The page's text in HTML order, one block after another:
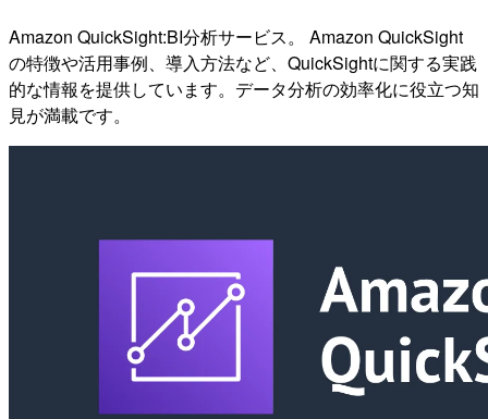
Amazon QuickSight:BI分析サービス。 Amazon QuickSight
の特徴や活用事例、導入方法など、QuickSightに関する実践
的な情報を提供しています。データ分析の効率化に役立つ知
見が満載です。